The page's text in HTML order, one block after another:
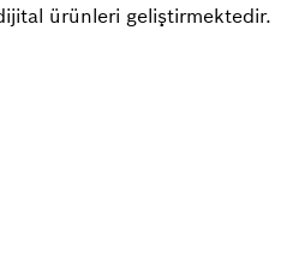
ürünleri geliştirmektedir.